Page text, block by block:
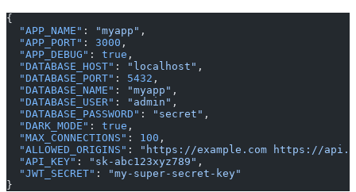
{
  "APP_NAME"
: "myapp" ,
  "APP_PORT"
: 3000 ,
  "APP_DEBUG"
: true ,
  "DATABASE_HOST"
: "localhost" ,
  "DATABASE_PORT"
: 5432 ,
  "DATABASE_NAME"
: "myapp" ,
  "DATABASE_USER"
: "admin" ,
  "DATABASE_PASSWORD"
: "secret" ,
  "DARK_MODE"
: true ,
  "MAX_CONNECTIONS"
: 100 ,
  "ALLOWED_ORIGINS"
:
"https://example.com https://
  "API_KEY"
: "sk-abc123xyz789" ,
  "JWT_SECRET"
:
"my-super-secret-key"
}